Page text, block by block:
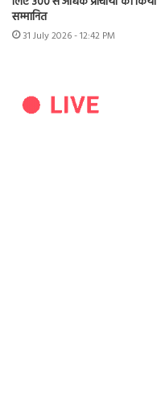
सम्मानित
31 July 2026 - 12:42 PM